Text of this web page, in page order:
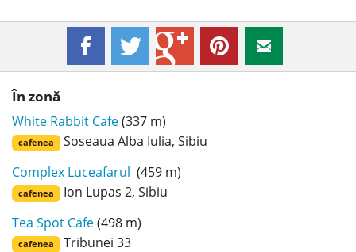
În zonă
White Rabbit Cafe(337 m)
cafenea
Soseaua Alba Iulia, Sibiu
Complex Luceafarul (459 m)
cafenea
Ion Lupas 2, Sibiu
Tea Spot Cafe(498 m)
cafenea Tribunei 33